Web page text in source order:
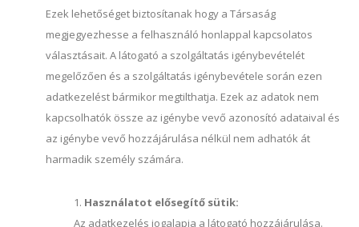
Ezek lehetőséget biztosítanak hogy a Társaság
megjegyezhesse a felhasználó honlappal kapcsolatos
választásait. A látogató a szolgáltatás igénybevételét
megelőzően és a szolgáltatás igénybevétele során ezen
adatkezelést bármikor megtilthatja. Ezek az adatok nem
kapcsolhatók össze az igénybe vevő azonosító adataival és
az igénybe vevő hozzájárulása nélkül nem adhatók át
harmadik személy számára.
Használatot elősegítő sütik:
Az adatkezelés jogalapja a látogató hozzájárulása.